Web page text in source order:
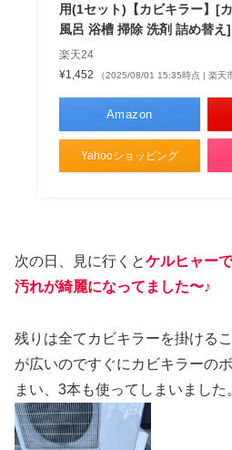
用(1セット)【カビキラー】[
風呂 浴槽 掃除 洗剤 詰め替え]
楽天24
¥1,452
（2025/08/01 15:35時点 | 楽天
Amazon
Yahooショッピング
次の日、見に行くとケルヒャー
汚れが綺麗になってました〜♪
残りは全てカビキラーを掛ける
が広いのですぐにカビキラーの
まい、3本も使ってしまいました